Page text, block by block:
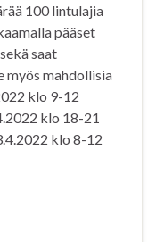
100 lintulajia
pääset
saat
myös mahdollisia
klo 9-12
klo 18-21
klo 8-12